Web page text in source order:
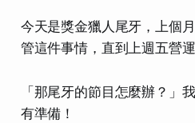
今天是獎金獵人尾牙，上個
管這件事情，直到上週五營
「那尾牙的節目怎麼辦？」
有準備！